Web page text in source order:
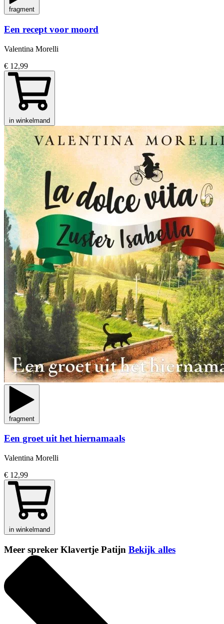
fragment
Een recept voor moord
Valentina Morelli
€ 12,99
in winkelmand
fragment
Een groet uit het hiernamaals
Valentina Morelli
€ 12,99
in winkelmand
Meer spreker Klavertje Patijn Bekijk alles